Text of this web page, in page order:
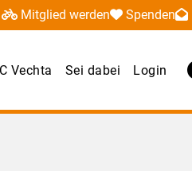
Mitglied werden Spenden
Vechta Sei dabei Login